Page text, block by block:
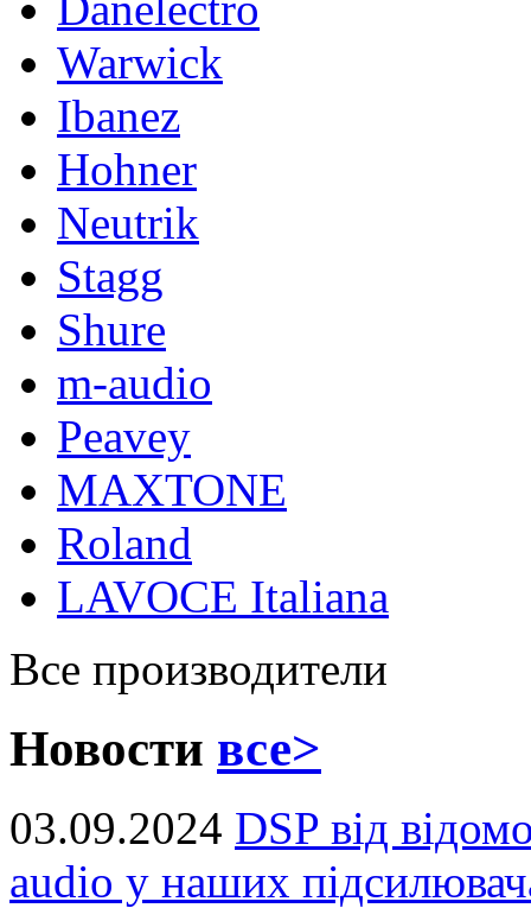
Warwick
Ibanez
Hohner
Neutrik
Stagg
Shure
m-audio
Peavey
MAXTONE
Roland
LAVOCE Italiana
Все производители
Новости все>
03.09.2024 DSP від
audio у наших